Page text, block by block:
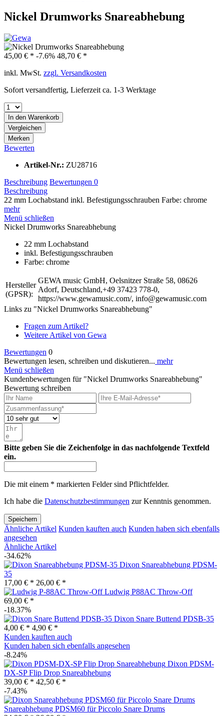
Nickel Drumworks Snareabhebung
45,00 € * -7.6% 48,70 € *
inkl. MwSt. zzgl. Versandkosten
Sofort versandfertig, Lieferzeit ca. 1-3 Werktage
In den Warenkorb
Vergleichen
Merken
Bewerten
Artikel-Nr.: ZU28716
Beschreibung Bewertungen 0
Beschreibung
22 mm Lochabstand inkl. Befestigungsschrauben Farbe: chrome
mehr
Menü schließen
Nickel Drumworks Snareabhebung
22 mm Lochabstand
inkl. Befestigungsschrauben
Farbe: chrome
Hersteller
(GPSR):
GEWA music GmbH, Oelsnitzer Straße 58, 08626
Adorf, Deutschland,+49 37423 778-0,
https://www.gewamusic.com/, info@gewamusic.com
Links zu "Nickel Drumworks Snareabhebung"
Fragen zum Artikel?
Weitere Artikel von Gewa
Bewertungen 0
Bewertungen lesen, schreiben und diskutieren... mehr
Menü schließen
Kundenbewertungen für "Nickel Drumworks Snareabhebung"
Bewertung schreiben
Bitte geben Sie die Zeichenfolge in das nachfolgende Textfeld
ein.
Die mit einem * markierten Felder sind Pflichtfelder.
Ich habe die Datenschutzbestimmungen zur Kenntnis genommen.
Speichern
Ähnliche Artikel Kunden kauften auch Kunden haben sich ebenfalls
angesehen
Ähnliche Artikel
-34.62%
Dixon Snareabhebung PDSM-
35
17,00 € * 26,00 € *
Ludwig P88AC Throw-Off
69,00 € *
-18.37%
Dixon Snare Buttend PDSB-35
4,00 € * 4,90 € *
Kunden kauften auch
Kunden haben sich ebenfalls angesehen
-8.24%
Dixon PDSM-
DX-SP Flip Drop Snareabhebung
39,00 € * 42,50 € *
-7.43%
Snareabhebung PDSM60 für Piccolo Snare Drums